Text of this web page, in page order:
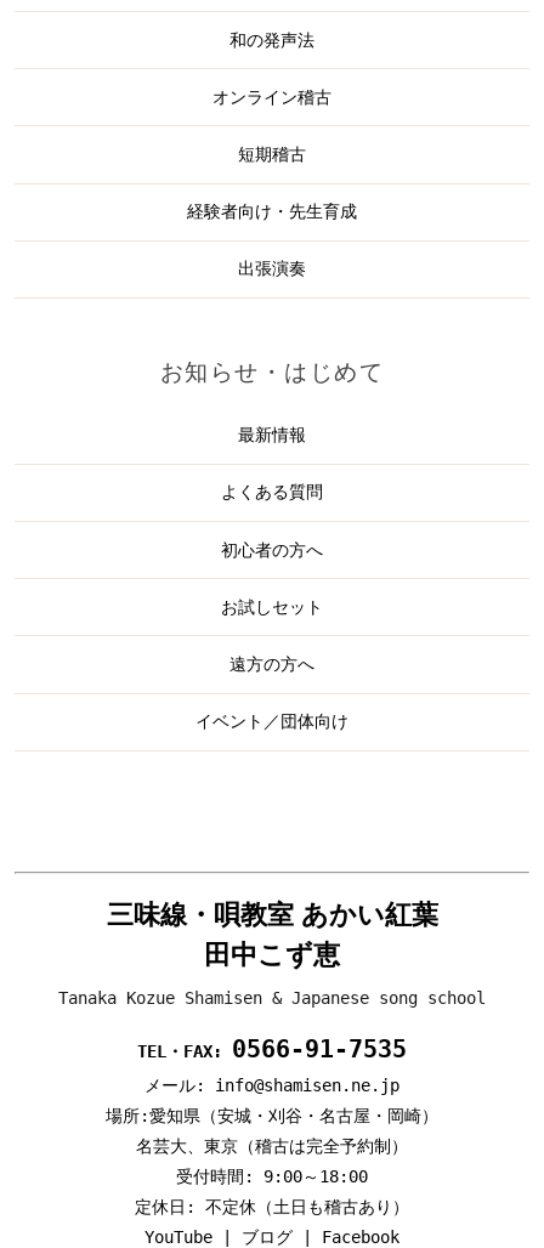
和の発声法
オンライン稽古
短期稽古
経験者向け・先生育成
出張演奏
お知らせ・はじめて
最新情報
よくある質問
初心者の方へ
お試しセット
遠方の方へ
イベント／団体向け
三味線・唄教室 あかい紅葉
田中こず恵
Tanaka Kozue Shamisen & Japanese song school
TEL・FAX: 0566-91-7535
メール: info@shamisen.ne.jp
場所:愛知県（安城・刈谷・名古屋・岡崎）
名芸大、東京（稽古は完全予約制）
受付時間: 9:00～18:00
定休日: 不定休（土日も稽古あり）
YouTube
ブログ Facebook